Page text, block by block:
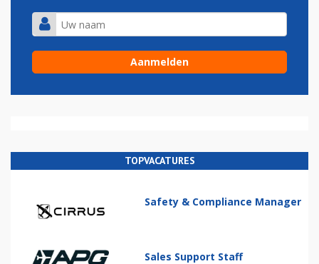
TOPVACATURES
Safety & Compliance Manager
Sales Support Staff